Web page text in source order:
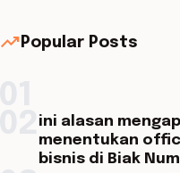
trending_up Popular Posts
ini alasan
menentukan
bisnis di Biak